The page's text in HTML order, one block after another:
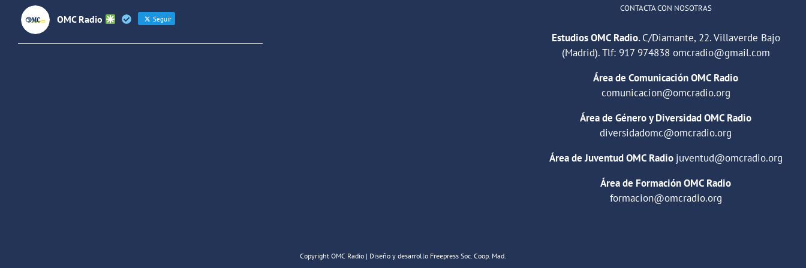
OMC Radio Seguir
CONTACTA CON NOSOTRAS
Estudios OMC Radio.C/Diamante, 22. Villaverde Bajo
(Madrid). Tlf: 917 974838 omcradio@gmail.com
Área de Comunicación OMC Radio
comunicacion@omcradio.org
Área de Género y Diversidad OMC Radio
diversidadomc@omcradio.org
Área de Juventud OMC Radio juventud@omcradio.org
Área de Formación OMC Radio
formacion@omcradio.org
Copyright OMC Radio | Diseño y desarrollo Freepress Soc. Coop. Mad.